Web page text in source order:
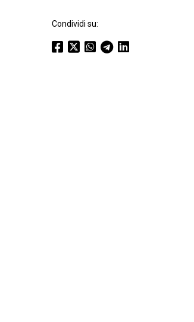
Condividi su: